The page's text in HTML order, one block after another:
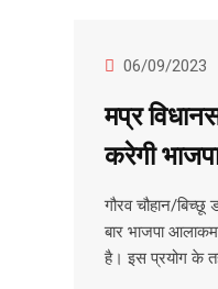
06/09/2023
मप्र
करेगी
गौरव चौहान/
बार भाजपा
है। इस प्रयोग के